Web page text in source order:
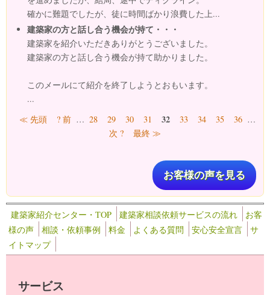
確かに難題でしたが、徒に時間ばかり浪費した上...
建築家の方と話し合う機会が持て・・・
建築家を紹介いただきありがとうございました。
建築家の方と話し合う機会が持て助かりました。
このメールにて紹介を終了しようとおもいます。
...
ページ
≪ 先頭 ? 前 … 28 29 30 31 32 33 34 35 36 …
次 ?
最終 ≫
お客様の声を見る
建築家紹介センター・TOP 建築家相談依頼サービスの流れ
お客
様の声
相談・依頼事例 料金 よくある質問 安心安全宣言
サ
イトマップ
サービス